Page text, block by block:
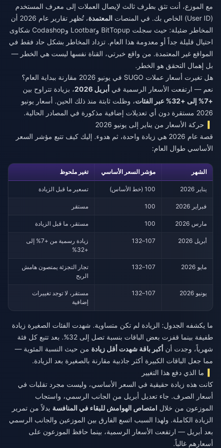
مع الموزع، أنت تثق بطرف ثالث لإيصال العملات إلى معرف المستخدم
(User ID) الخاص بك. في المنصات
المعتمدة
، تُظهر تقارير عام 2026 أن
المخاطر ضئيلة: حيث سجلت BitTopup وLootbar وCodashop شكاوى
احتيال قليلة جداً أو معدومة هذا العام. تزداد المخاطر بشكل حاد فقط في
المواقع غير المعتمدة. من واقع خبرتي، القناة نفسها ليست هي الخطر —
بل إهمال التحقق هو الخطر.
هل تغيرت أسعار عملات SUGO في يونيو 2026 مقارنة ببداية العام؟
نعم — ارتفعت الأسعار الرسمية في أبريل 2026
، بزيادة تتراوح بين
+7% إلى +32% عبر الفئات
، وظلت ثابتة منذ ذلك الحين. أسعار يونيو
2026 مستقرة دون أي تعديلات إضافية مذكورة في المصادر الحالية.
حركة الأسعار من يناير إلى يونيو 2026
قصة عام 2026 هي زيادة واحدة، ثم هدوء. إليك كيف تتبع مؤشر السعر
الأساسي طوال العام:
الشهر مؤشر السعر الأساسي تغير ملحوظ
يناير 2026 100 (خط الأساس) تسعير ما قبل الزيادة
فبراير 2026 100 مستقر
مارس 2026 100 مستقر، ما قبل الزيادة
أبريل 2026 107–132
زيادة رسمية من +7% إلى
+32%
مايو 2026 107–132
تجار التجزئة يمتصون هامش
الربح
يونيو 2026 107–132
مستقر، لا توجد تغييرات
إضافية
ما يكشفه الجدول: الزيادة لم تكن متساوية. شهدت الفئات الصغيرة زيادة
طفيفة بينما قفزت بعض الباقات بنسبة تصل إلى 32%. بعد تتبع كل فئة
شهرياً، وجدت أن أكبر باقة شهدت أقل زيادة من حيث النسبة المئوية —
مما جعل الباقات الكبيرة أكثر جاذبية مقارنة بالصغيرة بعد الزيادة.
ما الذي دفع هذا التغيير
كانت هذه زيادة حقيقية في السعر الأساسي، وليست مجرد تقلبات في
أسعار الصرف. جاء تعديل أبريل من الجانب الرسمي، واستجاب
الموزعون من خلال امتصاص الهوامش للبقاء في المنافسة بدلاً من تمرير
الزيادة الكاملة. ولهذا السبب اتسع الفارق بين الموزعين والجانب الرسمي
بعد أبريل — ارتفعت الأسعار الرسمية، بينما حافظ الموزعون على
أسعارهم غالباً.